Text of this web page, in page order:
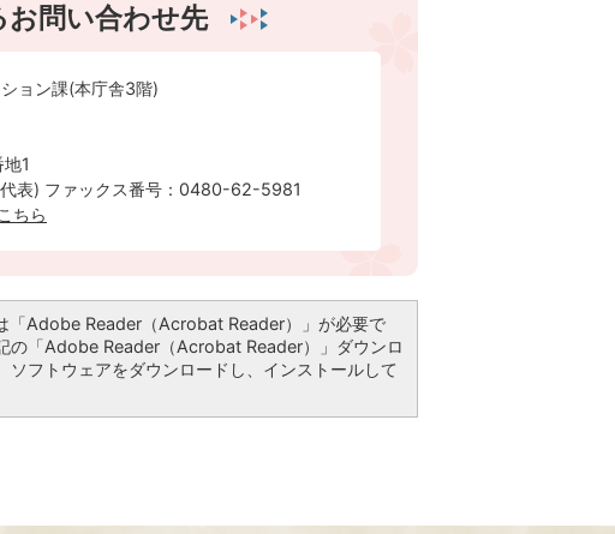
問い合わせ先
ョン課(本庁舎3階)
1
表) ファックス番号：0480-62-5981
ちら
「Adobe Reader（Acrobat Reader）」が必要で
の「Adobe Reader（Acrobat Reader）」ダウンロ
ソフトウェアをダウンロードし、インストールして